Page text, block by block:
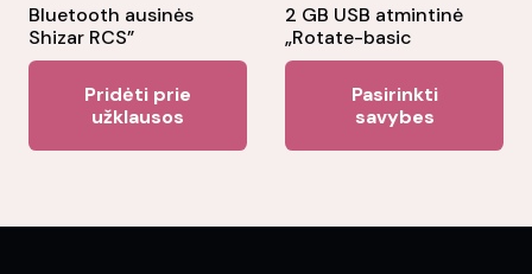
product
page
Bluetooth ausinės
Shizar RCS”
Pridėti prie
užklausos
2 GB USB atmintinė
„Rotate-basic
Pasirinkti
savybes
has